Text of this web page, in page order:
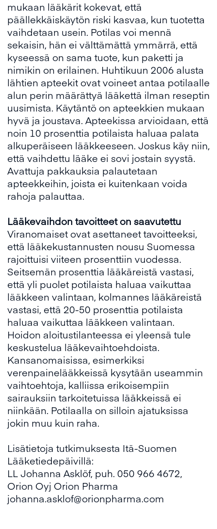
mukaan lääkärit kokevat, että
päällekkäiskäytön riski kasvaa, kun tuotetta
vaihdetaan usein. Potilas voi mennä
sekaisin, hän ei välttämättä ymmärrä, että
kyseessä on sama tuote, kun paketti ja
nimikin on erilainen. Huhtikuun 2006 alusta
lähtien apteekit ovat voineet antaa potilaalle
alun perin määrättyä lääkettä ilman reseptin
uusimista. Käytäntö on apteekkien mukaan
hyvä ja joustava. Apteekissa arvioidaan, että
noin 10 prosenttia potilaista haluaa palata
alkuperäiseen lääkkeeseen. Joskus käy niin,
että vaihdettu lääke ei sovi jostain syystä.
Avattuja pakkauksia palautetaan
apteekkeihin, joista ei kuitenkaan voida
rahoja palauttaa.
Lääkevaihdon tavoitteet on saavutettu
Viranomaiset ovat asettaneet tavoitteeksi,
että lääkekustannusten nousu Suomessa
rajoittuisi viiteen prosenttiin vuodessa.
Seitsemän prosenttia lääkäreistä vastasi,
että yli puolet potilaista haluaa vaikuttaa
lääkkeen valintaan, kolmannes lääkäreistä
vastasi, että 20-50 prosenttia potilaista
haluaa vaikuttaa lääkkeen valintaan.
Hoidon aloitustilanteessa ei yleensä tule
keskustelua lääkevaihtoehdoista.
Kansanomaisissa, esimerkiksi
verenpainelääkkeissä kysytään useammin
vaihtoehtoja, kalliissa erikoisempiin
sairauksiin tarkoitetuissa lääkkeissä ei
niinkään. Potilaalla on silloin ajatuksissa
jokin muu kuin raha.
Lisätietoja tutkimuksesta Itä-Suomen
Lääketiedepäivillä:
LL Johanna Asklöf, puh. 050 966 4672,
Orion Oyj Orion Pharma
johanna.asklof@orionpharma.com